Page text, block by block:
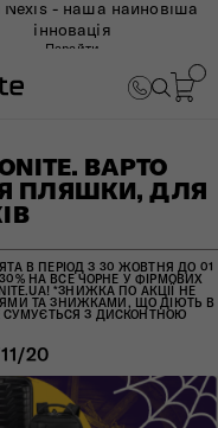
Nexis - наша найновіша
інновація
Перейти
ВАРТО
ПЛЯШКИ, ДЛЯ
В ПЕРІОД З 30 ЖОВТНЯ ДО 01
НА ВСЕ ЧОРНЕ У ФІРМОВИХ
*ЗНИЖКА ПО АКЦІЇ НЕ
ТА ЗНИЖКАМИ, ЩО ДІЮТЬ В
СУМУЄТЬСЯ З ДИСКОНТНОЮ
20